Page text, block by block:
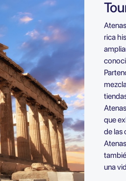
rica
que
de las
una